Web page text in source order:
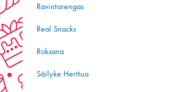
Ravintorengas
Real Snacks
Roksana
Säilyke Herttua